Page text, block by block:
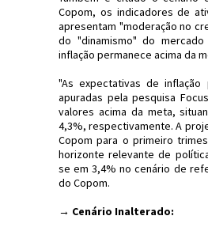
Copom, os indicadores de
apresentam "moderação no
do "dinamismo" do
inflação permanece acima da
"As expectativas de inflação
apuradas pela pesquisa
valores acima da meta,
4,3%, respectivamente. A
Copom para o primeiro
horizonte relevante de
se em 3,4% no cenário de
do Copom.
→ Cenário Inalterado: